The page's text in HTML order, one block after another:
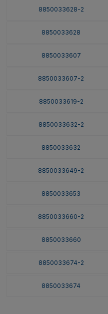
8850033628-2
8850033628
8850033607
8850033607-2
8850033619-2
8850033632-2
8850033632
8850033649-2
8850033653
8850033660-2
8850033660
8850033674-2
8850033674